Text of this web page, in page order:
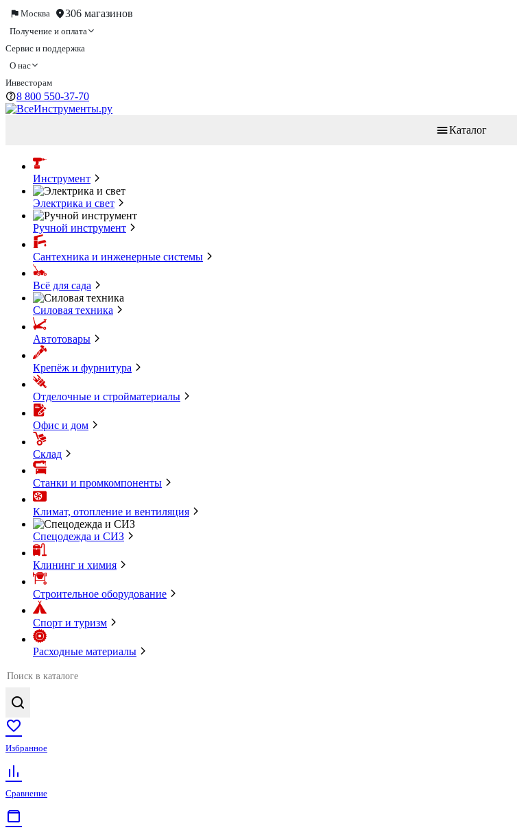
Москва 306 магазинов
Получение и оплата
Сервис и поддержка
О нас
Инвесторам
8 800 550-37-70
Каталог
Инструмент
Электрика и свет
Ручной инструмент
Сантехника и инженерные системы
Всё для сада
Силовая техника
Автотовары
Крепёж и фурнитура
Отделочные и стройматериалы
Офис и дом
Склад
Станки и промкомпоненты
Климат, отопление и вентиляция
Спецодежда и СИЗ
Клининг и химия
Строительное оборудование
Спорт и туризм
Расходные материалы
Избранное
Сравнение